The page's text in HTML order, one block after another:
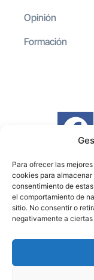
Para ofrecer las
cookies para
consentimiento de
el comportamiento de
sitio. No consentir o
negativamente a
Opinión
Formación